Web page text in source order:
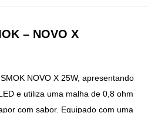
– NOVO X
NOVO X 25W, apresentando
e utiliza uma malha de 0,8 ohm
com sabor. Equipado com uma